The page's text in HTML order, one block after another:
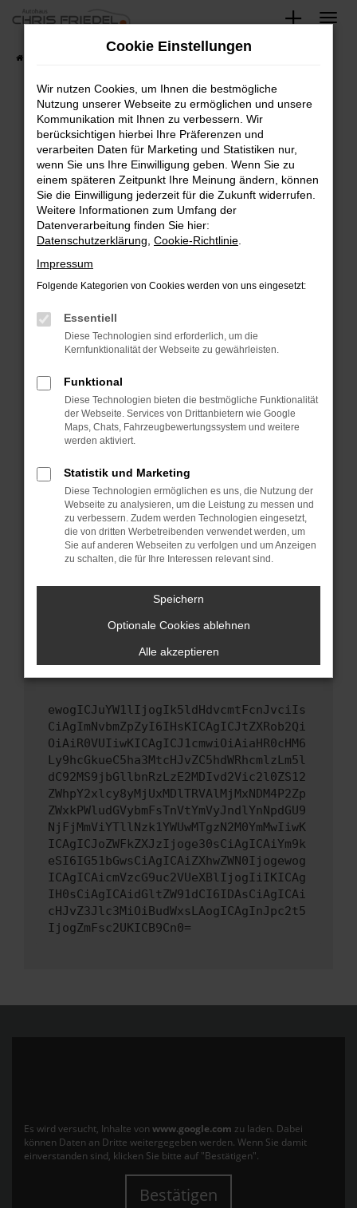
Zum
springen
Fahrzeugsuche
Fehler: Network Error
Beim Laden ist ein Fehler aufgetreten.
Hier sind ein paar Tipps, die dir helfen können:
Überprüfe deine Firewall und deine
Internetverbindung.
Laden andere Webseiten, zum Beispiel deine
Suchmaschine?
Prüfe deine Browsererweiterungen.
können das Laden bestimmter Seiten
verhindern. Funktioniert die Seite in einem
anderen Browser oder in einem privaten
Starte dein Gerät neu.
Das kann manchmal helfen, vorübergehende
Probleme zu beheben.
Betriebssystem auf dem neuesten Stand
sind.
Veraltete Software birgt nicht nur ein
Sicherheitsrisiko, sondern kann auch dazu
führen, dass bestimmte Funktionen nicht mehr
unterstützt werden.
Wende dich an den Webseitenbetreiber.
Wenn du alle oben genannten Schritte versucht
hast, kontaktiere uns bitte. Wir werden
versuchen, das Problem zu beheben. Du kannst
uns diesen Text schicken, um uns bei der
ewogICJuYW1lIjogIk5ldHdvcmtFcnJvciIs
CiAgImNvbmZpZyI6IHsKICAgICJtZXRob2Qi
OiAiR0VUIiwKICAgICJ1cmwiOiAiaHR0cHM6
Ly9hcGkueC5ha3MtcHJvZC5hdWRhcmlzLm5l
dC92MS9jbGllbnRzLzE2MDIvd2Vic2l0ZS12
ZWhpY2xlcy8yMjUxMDlTRVAlMjMxNDM4P2Zp
ZWxkPWludGVybmFsTnVtYmVyJndlYnNpdGU9
NjFjMmViYTllNzk1YWUwMTgzN2M0YmMwIiwK
ICAgICJoZWFkZXJzIjoge30sCiAgICAiYm9k
eSI6IG51bGwsCiAgICAiZXhwZWN0Ijogewog
ICAgICAicmVzcG9uc2VUeXBlIjogIiIKICAg
IH0sCiAgICAidGltZW91dCI6IDAsCiAgICAi
cHJvZ3Jlc3MiOiBudWxsLAogICAgInJpc2t5
IjogZmFsc2UKICB9Cn0=
Es wird versucht, Inhalte von www.google.com zu laden. Dabei
können Daten an Dritte weitergegeben werden. Wenn Sie damit
einverstanden sind, klicken Sie bitte auf "Bestätigen".
Bestätigen
Cookie Einstellungen
Wir nutzen Cookies, um Ihnen die bestmögliche
Nutzung unserer Webseite zu ermöglichen und unsere
Kommunikation mit Ihnen zu verbessern. Wir
berücksichtigen hierbei Ihre Präferenzen und
verarbeiten Daten für Marketing und Statistiken nur,
wenn Sie uns Ihre Einwilligung geben. Wenn Sie zu
einem späteren Zeitpunkt Ihre Meinung ändern, können
Sie die Einwilligung jederzeit für die Zukunft widerrufen.
Weitere Informationen zum Umfang der
Datenverarbeitung finden Sie hier:
Datenschutzerklärung Cookie-Richtlinie
Impressum
Folgende Kategorien von Cookies werden von uns eingesetzt:
Essentiell
Diese Technologien sind erforderlich, um die
Kernfunktionalität der Webseite zu gewährleisten.
Funktional
Diese Technologien bieten die bestmögliche Funktionalität
der Webseite. Services von Drittanbietern wie Google
Maps, Chats, Fahrzeugbewertungssystem und weitere
werden aktiviert.
Statistik und Marketing
Diese Technologien ermöglichen es uns, die Nutzung der
Webseite zu analysieren, um die Leistung zu messen und
zu verbessern. Zudem werden Technologien eingesetzt,
die von dritten Werbetreibenden verwendet werden, um
Sie auf anderen Webseiten zu verfolgen und um Anzeigen
zu schalten, die für Ihre Interessen relevant sind.
Speichern
Optionale Cookies ablehnen
Alle akzeptieren